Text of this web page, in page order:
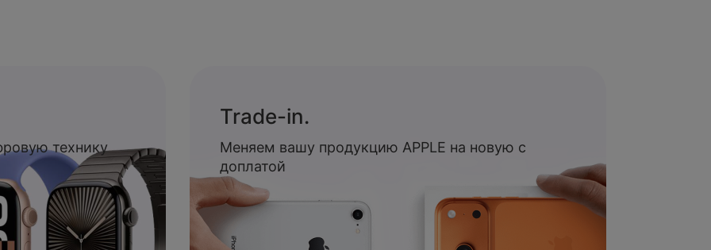
технику
Trade-in.
Меняем вашу продукцию APPLE на новую с
доплатой